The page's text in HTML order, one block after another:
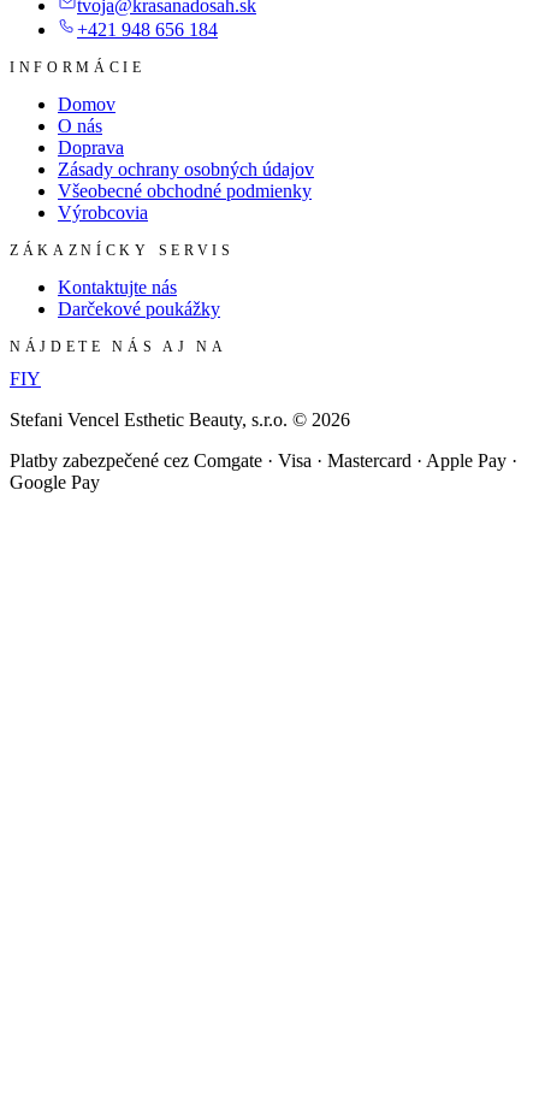
tvoja@krasanadosah.sk
+421 948 656 184
INFORMÁCIE
Domov
O nás
Doprava
Zásady ochrany osobných údajov
Všeobecné obchodné podmienky
Výrobcovia
ZÁKAZNÍCKY SERVIS
Kontaktujte nás
Darčekové poukážky
NÁJDETE NÁS AJ NA
FIY
Stefani Vencel Esthetic Beauty, s.r.o. © 2026
Platby zabezpečené cez Comgate · Visa · Mastercard · Apple Pay ·
Google Pay